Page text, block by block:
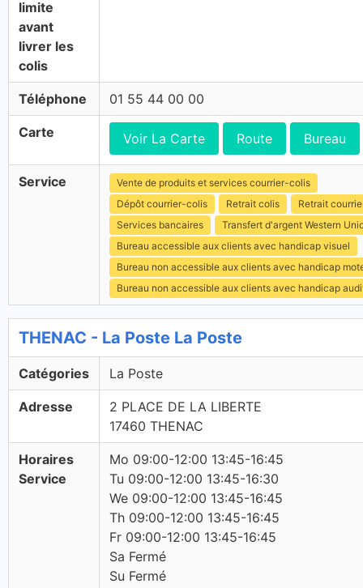
limite
avant
livrer les
colis
Téléphone 01 55 44 00 00
Carte Voir La Carte Route Bureau
Service
Vente de produits et services courrier-colis
Dépôt courrier-colis
Retrait colis
Retrait
Services bancaires
Transfert d'argent Western
Bureau accessible aux clients avec handicap visuel
Bureau non accessible aux clients avec handicap
Bureau non accessible aux clients avec handicap
THENAC - La Poste La Poste
Catégories La Poste
Adresse
2 PLACE DE LA LIBERTE
17460 THENAC
Horaires
Service
Mo 09:00-12:00 13:45-16:45
Tu 09:00-12:00 13:45-16:30
We 09:00-12:00 13:45-16:45
Th 09:00-12:00 13:45-16:45
Fr 09:00-12:00 13:45-16:45
Sa Fermé
Su Fermé